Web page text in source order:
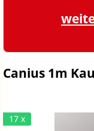
Canius 1m
17 x